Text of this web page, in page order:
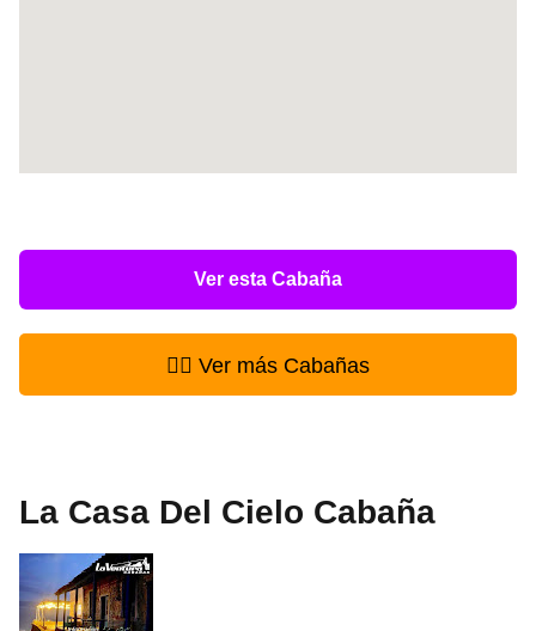
Ver esta Cabaña
👉🏻 Ver más Cabañas
La Casa Del Cielo Cabaña